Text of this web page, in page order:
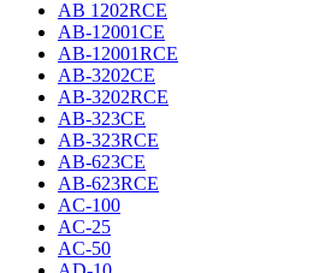
AB 1202RCE
AB-12001CE
AB-12001RCE
AB-3202CE
AB-3202RCE
AB-323CE
AB-323RCE
AB-623CE
AB-623RCE
AC-100
AC-25
AC-50